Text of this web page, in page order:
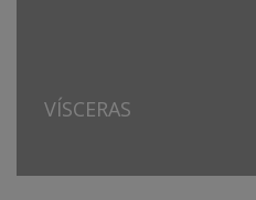
VÍSCERAS